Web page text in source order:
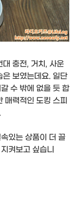
대 충전, 거치, 사운
은 보였는데요. 일단
수 밖에 없을 듯 합
매력적인 도킹 스피
있는 상품이 더 끌
켜보고 싶습니